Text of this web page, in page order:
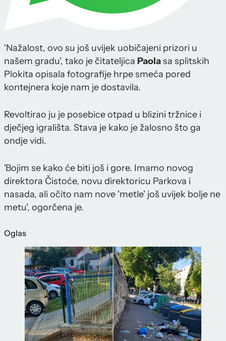
'Nažalost, ovo su još uvijek uobičajeni prizori u
našem gradu', tako je čitateljica Paolasa splitskih
Plokita opisala fotografije hrpe smeća pored
kontejnera koje nam je dostavila.
Revoltirao ju je posebice otpad u blizini tržnice i
dječjeg igrališta. Stava je kako je žalosno što ga
ondje vidi.
'Bojim se kako će biti još i gore. Imamo novog
direktora Čistoće, novu direktoricu Parkova i
nasada, ali očito nam nove 'metle' još uvijek bolje ne
metu', ogorčena je.
Oglas